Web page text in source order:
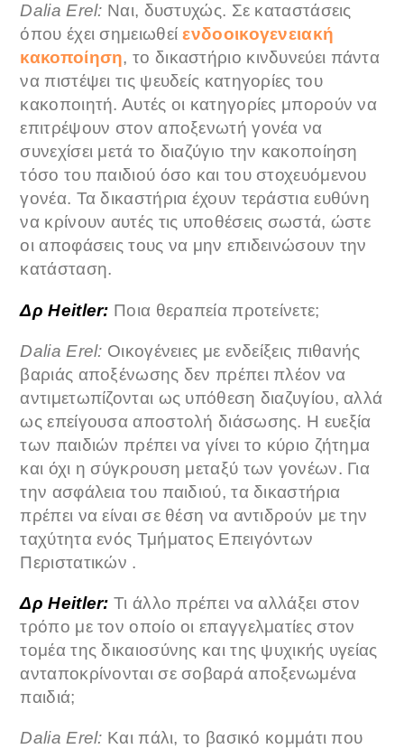
Dalia Erel: Ναι, δυστυχώς. Σε καταστάσεις
όπου έχει σημειωθείενδοοικογενειακή
κακοποίηση, το δικαστήριο κινδυνεύει πάντα
να πιστέψει τις ψευδείς κατηγορίες του
κακοποιητή. Αυτές οι κατηγορίες μπορούν να
επιτρέψουν στον αποξενωτή γονέα να
συνεχίσει μετά το διαζύγιο την κακοποίηση
τόσο του παιδιού όσο και του στοχευόμενου
γονέα. Τα δικαστήρια έχουν τεράστια ευθύνη
να κρίνουν αυτές τις υποθέσεις σωστά, ώστε
οι αποφάσεις τους να μην επιδεινώσουν την
κατάσταση.
Δρ Heitler: Ποια θεραπεία προτείνετε;
Dalia Erel: Οικογένειες με ενδείξεις πιθανής
βαριάς αποξένωσης δεν πρέπει πλέον να
αντιμετωπίζονται ως υπόθεση διαζυγίου, αλλά
ως επείγουσα αποστολή διάσωσης. Η ευεξία
των παιδιών πρέπει να γίνει το κύριο ζήτημα
και όχι η σύγκρουση μεταξύ των γονέων. Για
την ασφάλεια του παιδιού, τα δικαστήρια
πρέπει να είναι σε θέση να αντιδρούν με την
ταχύτητα ενός Τμήματος Επειγόντων
Περιστατικών .
Δρ Heitler: Τι άλλο πρέπει να αλλάξει στον
τρόπο με τον οποίο οι επαγγελματίες στον
τομέα της δικαιοσύνης και της ψυχικής υγείας
ανταποκρίνονται σε σοβαρά αποξενωμένα
παιδιά;
Dalia Erel: Και πάλι, το βασικό κομμάτι που